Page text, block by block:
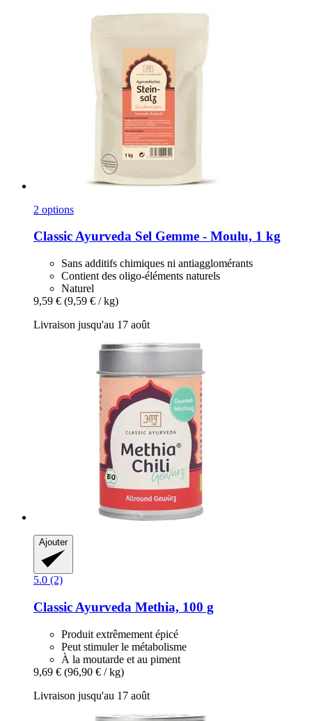
2 options
Classic Ayurveda Sel Gemme -​ Moulu, 1 kg
Sans additifs chimiques ni antiagglomérants
Contient des oligo-éléments naturels
Naturel
9,59 € (9,59 € / kg)
Livraison jusqu'au 17 août
Ajouter
5.0 (2)
Classic Ayurveda Methia, 100 g
Produit extrêmement épicé
Peut stimuler le métabolisme
À la moutarde et au piment
9,69 € (96,90 € / kg)
Livraison jusqu'au 17 août